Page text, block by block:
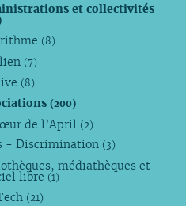
et collectivités
(8)
(7)
(8)
(200)
de l’April (2)
- Discrimination (3)
médiathèques et
libre (1)
(21)